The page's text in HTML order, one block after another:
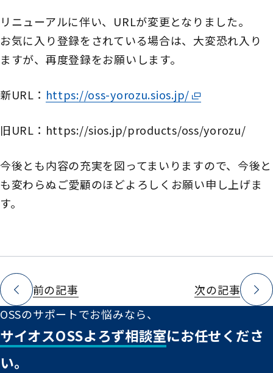
リニューアルに伴い、URLが変更となりました。
お気に入り登録をされている場合は、大変恐れ入り
ますが、再度登録をお願いします。
新URL： https://oss-yorozu.sios.jp/
旧URL：https://sios.jp/products/oss/yorozu/
今後とも内容の充実を図ってまいりますので、今後と
も変わらぬご愛顧のほどよろしくお願い申し上げま
す。
前の記事
次の記事
OSSのサポートでお悩みなら、
サイオスOSSよろず相談室にお任せくださ
い。